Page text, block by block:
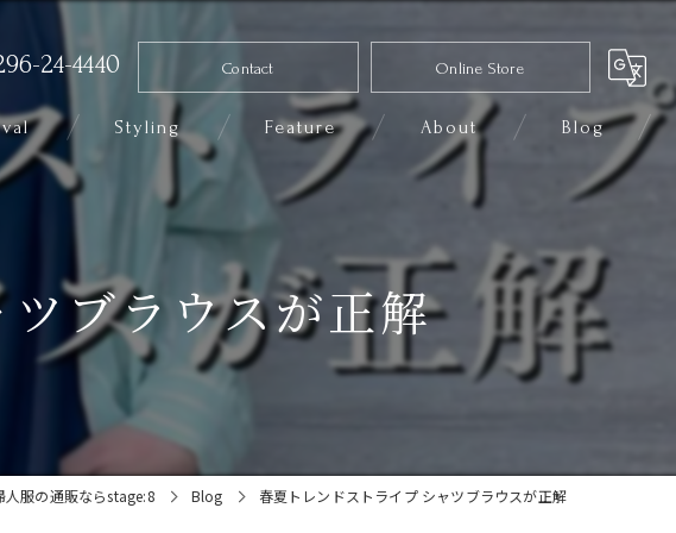
24-4440 Contact Online Store
Styling Feature
コーディネート
セレクトショップ
ファッション
きれいめカジュアル
About Blog
ブラウスが正解
人服の通販ならstage:8 Blog 春夏トレンドストライプ シャツブラウスが正解